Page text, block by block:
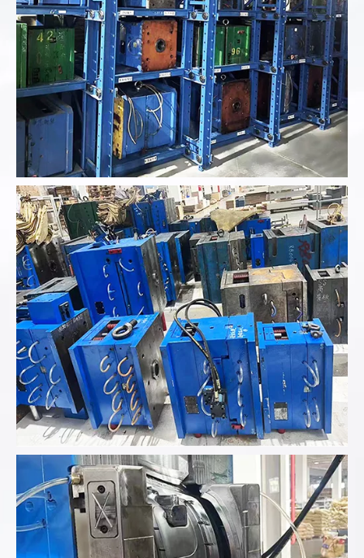
Analizar los datos del producto proporcionados...
Analizar los datos del producto proporcionados...